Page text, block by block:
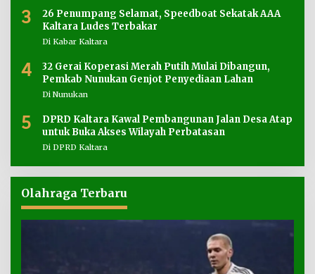
3
26 Penumpang Selamat, Speedboat Sekatak AAA
Kaltara Ludes Terbakar
Di Kabar Kaltara
4
32 Gerai Koperasi Merah Putih Mulai Dibangun,
Pemkab Nunukan Genjot Penyediaan Lahan
Di Nunukan
5
DPRD Kaltara Kawal Pembangunan Jalan Desa Atap
untuk Buka Akses Wilayah Perbatasan
Di DPRD Kaltara
Olahraga Terbaru